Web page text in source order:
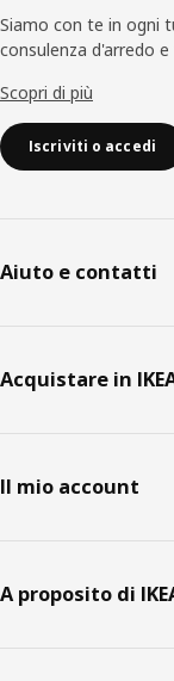
Siamo con te in ogni
consulenza d'arredo
Scopri di più
Iscriviti o accedi
Aiuto e contatti
Acquistare in
Il mio account
A proposito di